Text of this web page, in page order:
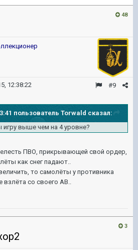
48
#9
12:38:22
пользователь Torwald сказал:
выше чем на 4 уровне?
ПВО, прикрывающей свой ордер,
как снег падают..
то самолёты у противника
взлёта со своего АВ..
3